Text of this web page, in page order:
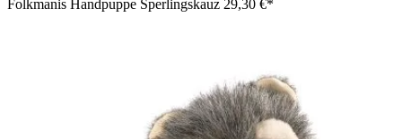
Folkmanis Handpuppe Sperlingskauz 29,30 €*